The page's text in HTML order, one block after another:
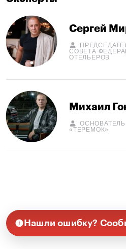
Сергей
СОВЕТА
ОТЕЛЬЕРОВ
Михаил
«ТЕРЕМОК»
Нашли ошибку?